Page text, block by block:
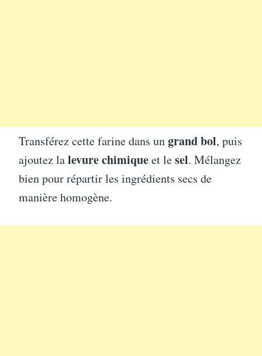
Transférez cette farine dans ungrand bol, puis
ajoutez lalevure chimiqueet lesel. Mélangez
bien pour répartir les ingrédients secs de
manière homogène.